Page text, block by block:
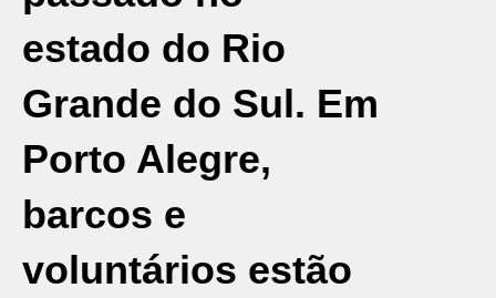
estado do Rio
Grande do Sul. Em
Porto Alegre,
barcos e
voluntários estão